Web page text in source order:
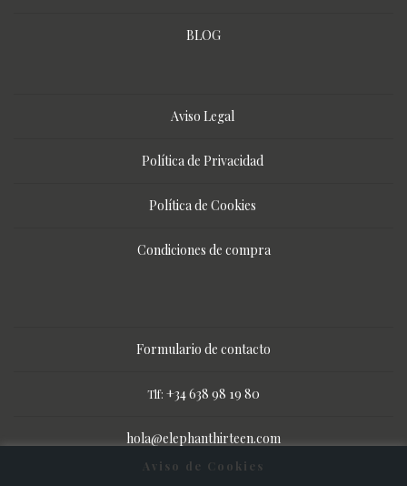
BLOG
Aviso Legal
Política de Privacidad
Política de Cookies
Condiciones de compra
Formulario de contacto
Tlf: +34 638 98 19 80
hola@elephanthirteen.com
Aviso de Cookies